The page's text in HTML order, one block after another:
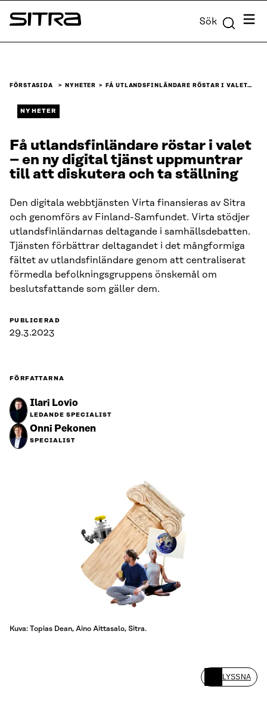
Skip to
content
Sitra Sök Meny
FÖRSTASIDA NYHETER FÅ UTLANDSFINLÄNDARE RÖSTAR I VALET…
NYHETER
Få utlandsfinländare röstar i valet
– en ny digital tjänst uppmuntrar
till att diskutera och ta ställning
Den digitala webbtjänsten Virta finansieras av Sitra
och genomförs av Finland-Samfundet. Virta stödjer
utlandsfinländarnas deltagande i samhällsdebatten.
Tjänsten förbättrar deltagandet i det mångformiga
fältet av utlandsfinländare genom att centraliserat
förmedla befolkningsgruppens önskemål om
beslutsfattande som gäller dem.
PUBLICERAD
29.3.2023
FÖRFATTARNA
Ilari Lovio
LEDANDE SPECIALIST
Onni Pekonen
SPECIALIST
Kuva: Topias Dean, Aino Aittasalo, Sitra.
LYSSNA